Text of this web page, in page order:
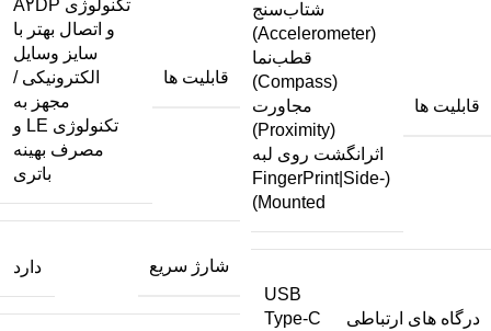
قابلیت ها
شتاب‌سنج
(Accelerometer)
قطب‌نما
(Compass)
مجاورت
(Proximity)
اثرانگشت روی لبه
(FingerPrint|Side-
Mounted)
درگاه های ارتباطی
USB
Type-C
قابلیت ها
تکنولوژی A۲DP
و اتصال بهتر با
سایز وسایل
الکترونیکی /
مجهز به
تکنولوژی LE و
مصرف بهینه
باتری
شارژ سریع دارد